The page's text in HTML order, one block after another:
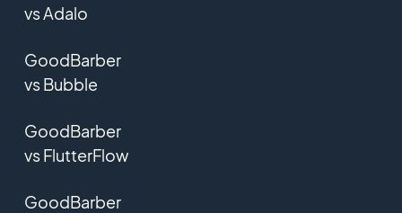
vs Adalo
GoodBarber
vs Bubble
GoodBarber
vs FlutterFlow
GoodBarber